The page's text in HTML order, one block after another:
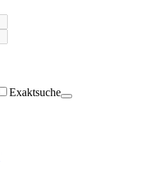
Exaktsuche